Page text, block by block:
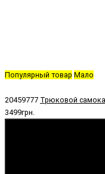
Популярный товар Мало
20459777 Трюковой
3499грн.